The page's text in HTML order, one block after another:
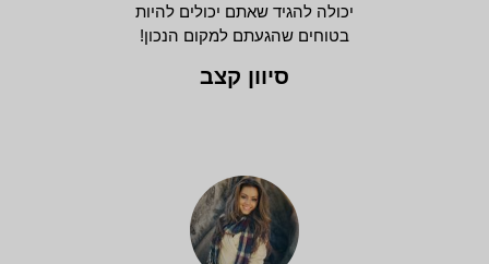
יכולה להגיד שאתם יכולים להיות
בטוחים שהגעתם למקום הנכון!
סיוון קצב